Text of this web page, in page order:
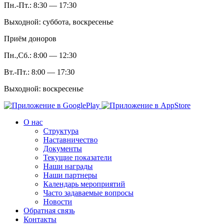
Пн.-Пт.: 8:30 — 17:30
Выходной: суббота, воскресенье
Приём доноров
Пн.,Сб.: 8:00 — 12:30
Вт.-Пт.: 8:00 — 17:30
Выходной: воскресенье
О нас
Структура
Наставничество
Документы
Текущие показатели
Наши награды
Наши партнеры
Календарь мероприятий
Часто задаваемые вопросы
Новости
Обратная связь
Контакты